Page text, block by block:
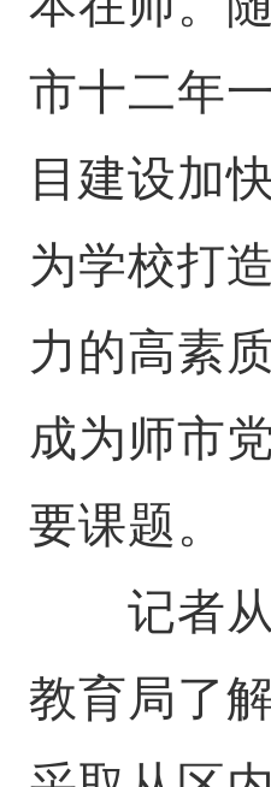
市十二年
目建设加
为学校打
力的高素
成为师市
要课题。
记者从
教育局了